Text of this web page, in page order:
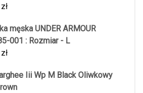
zł
męska UNDER ARMOUR
001 : Rozmiar - L
zł
Iii Wp M Black Oliwkowy